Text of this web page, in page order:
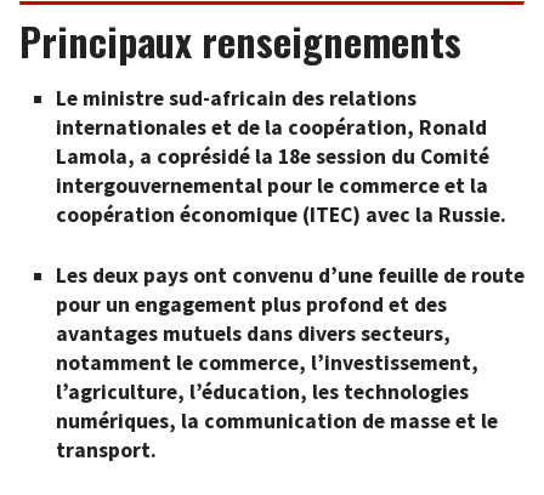
Principaux renseignements
Le ministre sud-africain des relations
internationales et de la coopération, Ronald
Lamola, a coprésidé la 18e session du Comité
intergouvernemental pour le commerce et la
coopération économique (ITEC) avec la Russie.
Les deux pays ont convenu d’une feuille de route
pour un engagement plus profond et des
avantages mutuels dans divers secteurs,
notamment le commerce, l’investissement,
l’agriculture, l’éducation, les technologies
numériques, la communication de masse et le
transport.